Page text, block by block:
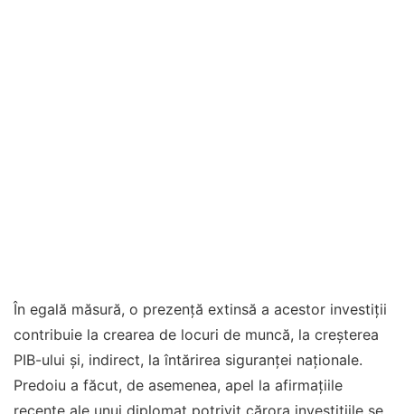
În egală măsură, o prezență extinsă a acestor investiții
contribuie la crearea de locuri de muncă, la creșterea
PIB-ului și, indirect, la întărirea siguranței naționale.
Predoiu a făcut, de asemenea, apel la afirmaţiile
recente ale unui diplomat potrivit cărora investițiile se